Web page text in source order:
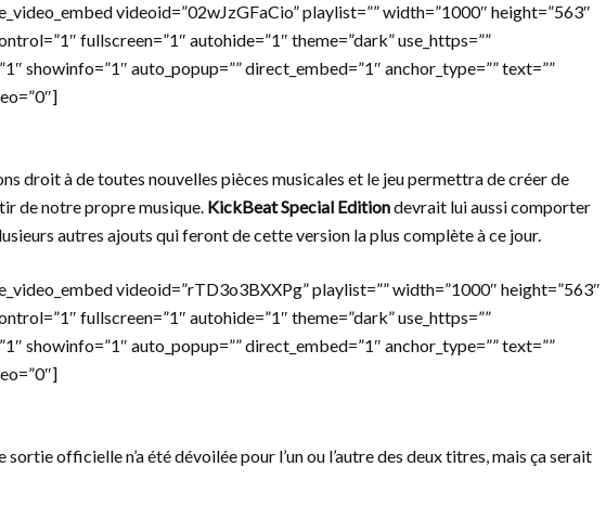
videoid=”02wJzGFaCio” playlist=”” width=”1000″ height=”563″
fullscreen=”1″ autohide=”1″ theme=”dark” use_https=””
showinfo=”1″ auto_popup=”” direct_embed=”1″ anchor_type=”” text=””
droit à de toutes nouvelles pièces musicales et le jeu permettra de créer de
de notre propre musique. KickBeat Special Editiondevrait lui aussi comporter
autres ajouts qui feront de cette version la plus complète à ce jour.
videoid=”rTD3o3BXXPg” playlist=”” width=”1000″ height=”563″
fullscreen=”1″ autohide=”1″ theme=”dark” use_https=””
showinfo=”1″ auto_popup=”” direct_embed=”1″ anchor_type=”” text=””
officielle n’a été dévoilée pour l’un ou l’autre des deux titres, mais ça serait